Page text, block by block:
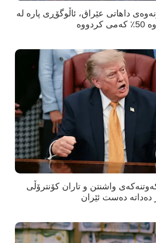
داهاتی عێراق، ئاڵوگۆڕی پارە لە
واشنتن و تاران کۆنترۆڵی
دەست ئێران